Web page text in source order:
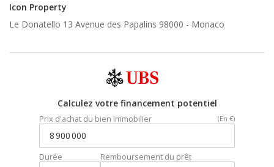
Icon Property
Le Donatello 13 Avenue des Papalins 98000 - Monaco
Calculez votre financement potentiel
Prix d'achat du bien immobilier (En €)
Durée
Remboursement du prêt